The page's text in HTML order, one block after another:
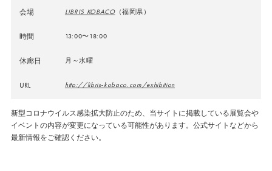
会場 LIBRIS KOBACO（福岡県）
時間 13:00〜18:00
休廊日 月～水曜
URL http://libris-kobaco.com/exhibition
新型コロナウイルス感染拡大防止のため、当サイトに掲載している展覧会や
イベントの内容が変更になっている可能性があります。公式サイトなどから
最新情報をご確認ください。